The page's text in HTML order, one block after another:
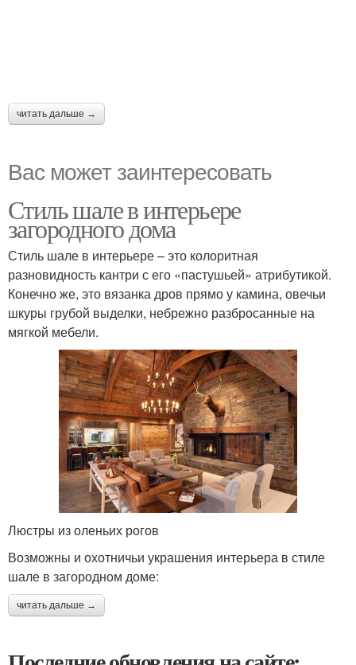
читать дальше →
Вас может заинтересовать
Стиль шале в интерьере
загородного дома
Стиль шале в интерьере – это колоритная
разновидность кантри с его «пастушьей» атрибутикой.
Конечно же, это вязанка дров прямо у камина, овечьи
шкуры грубой выделки, небрежно разбросанные на
мягкой мебели.
Люстры из оленьих рогов
Возможны и охотничьи украшения интерьера в стиле
шале в загородном доме:
читать дальше →